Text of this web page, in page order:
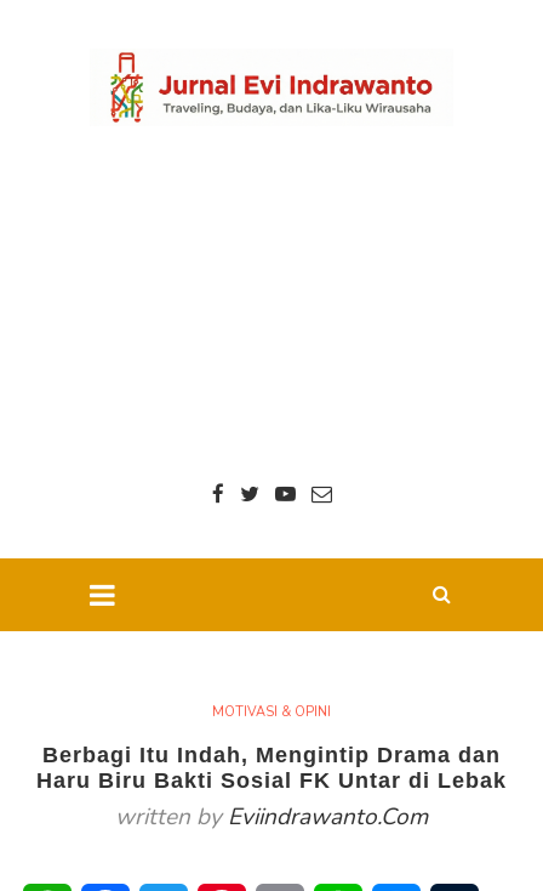
MOTIVASI & OPINI
Berbagi Itu Indah, Mengintip Drama dan
Haru Biru Bakti Sosial FK Untar di Lebak
written byEviindrawanto.com